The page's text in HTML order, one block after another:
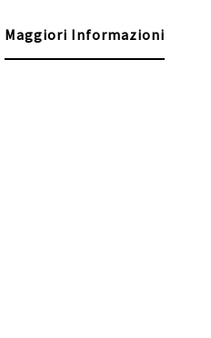
Maggiori Informazioni